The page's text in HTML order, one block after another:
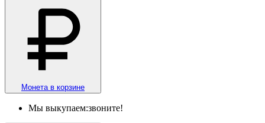
Монета в корзине
Мы выкупаем:звоните!